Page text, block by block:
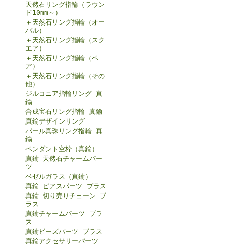
天然石リング指輪（ラウン
ド10mm～）
＋天然石リング指輪（オー
バル）
＋天然石リング指輪（スク
エア）
＋天然石リング指輪（ペ
ア）
＋天然石リング指輪（その
他）
ジルコニア指輪リング 真
鍮
合成宝石リング指輪 真鍮
真鍮デザインリング
パール真珠リング指輪 真
鍮
ペンダント空枠（真鍮）
真鍮 天然石チャームパー
ツ
ベゼルガラス（真鍮）
真鍮 ピアスパーツ ブラス
真鍮 切り売りチェーン ブ
ラス
真鍮チャームパーツ ブラ
ス
真鍮ビーズパーツ ブラス
真鍮アクセサリーパーツ